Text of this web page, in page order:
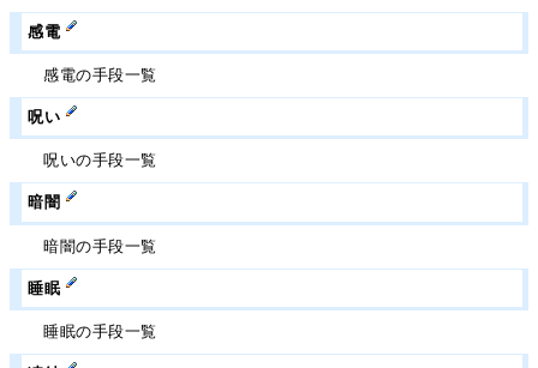
感電
感電の手段一覧
呪い
呪いの手段一覧
暗闇
暗闇の手段一覧
睡眠
睡眠の手段一覧